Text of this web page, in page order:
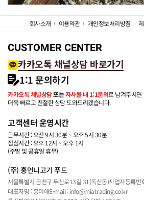
회사소개 이용약관 개인정보처리방침
CUSTOMER CENTER
카카오톡 채널상담 바로가기
1:1 문의하기
카카오톡 채널상담또는자사몰 내 1:1문의로 남겨주시면
더욱 빠르고 친절한 상담 도와드리겠습니다.
고객센터 운영시간
근무시간 : 오전 9시 30분 ~ 오후 5시 30분
점심시간 : 오후 12시 ~ 오후 1시
(주말 및 공휴일 휴무)
(주) 홍언니고기 푸드
서울특별시 금천구 두산로13길 31(독산동)사업자등록번
대표자명 : 홍미애E-mail : info@miatrading.co.kr